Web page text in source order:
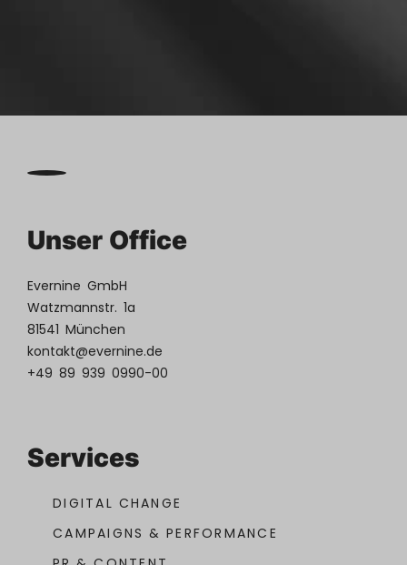
Unser Office
Evernine GmbH
Watzmannstr. 1a
81541 München
kontakt@evernine.de
+49 89 939 0990-00
Services
DIGITAL CHANGE
CAMPAIGNS & PERFORMANCE
PR & CONTENT